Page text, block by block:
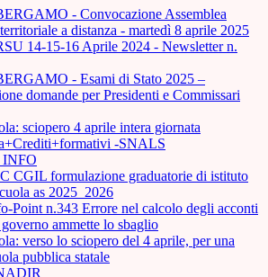
- Convocazione Assemblea
a distanza - martedì 8 aprile 2025
14-15-16 Aprile 2024 - Newsletter n.
- Esami di Stato 2025 –
domande per Presidenti e Commissari
sciopero 4 aprile intera giornata
-SNALS
CGIL formulazione graduatorie di istituto
as 2025_2026
Point n.343 Errore nel calcolo degli acconti
ammette lo sbaglio
verso lo sciopero del 4 aprile, per una
pubblica statale